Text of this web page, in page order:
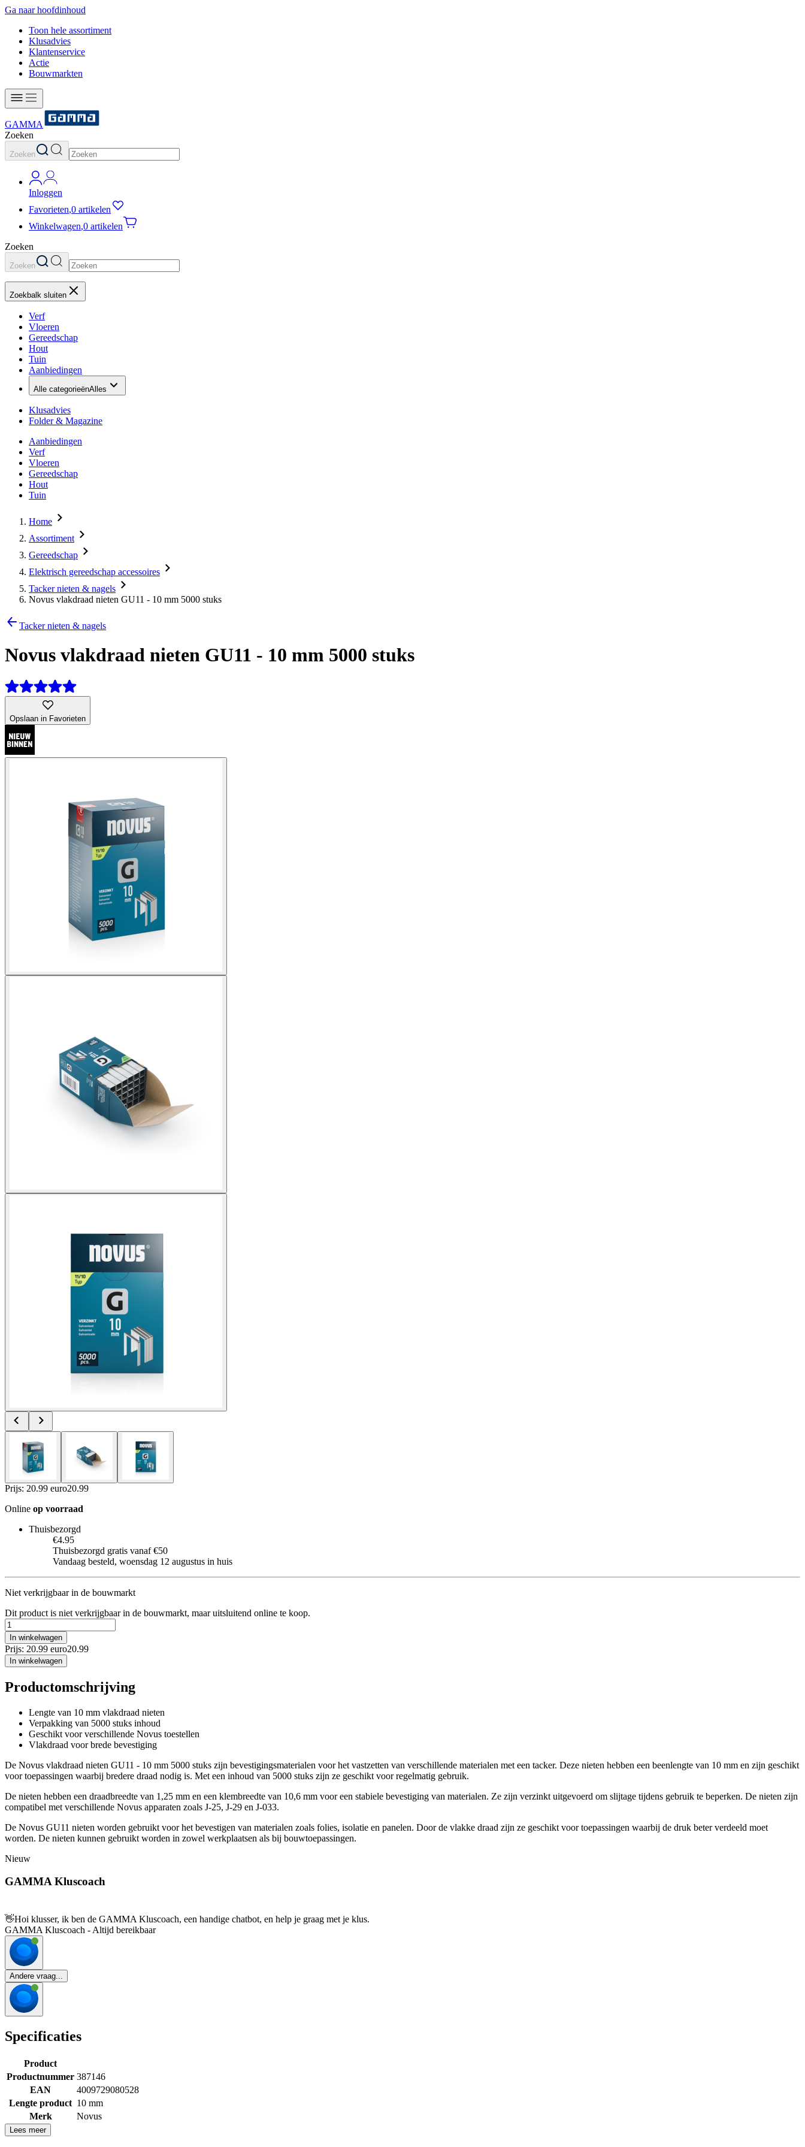
Ga naar hoofdinhoud
Toon hele assortiment
Klusadvies
Klantenservice
Actie
Bouwmarkten
GAMMA
Zoeken
Zoeken
Inloggen
Favorieten,0 artikelen
Winkelwagen,0 artikelen
Zoeken
Zoeken
Zoekbalk sluiten
Verf
Vloeren
Gereedschap
Hout
Tuin
Aanbiedingen
Alle categorieënAlles
Klusadvies
Folder & Magazine
Aanbiedingen
Verf
Vloeren
Gereedschap
Hout
Tuin
Home
Assortiment
Gereedschap
Elektrisch gereedschap accessoires
Tacker nieten & nagels
Novus vlakdraad nieten GU11 - 10 mm 5000 stuks
Tacker nieten & nagels
Novus vlakdraad nieten GU11 - 10 mm 5000 stuks
Opslaan in Favorieten
Prijs: 20.99 euro20.99
Online op voorraad
Thuisbezorgd
€4.95
Thuisbezorgd gratis vanaf €50
Vandaag besteld, woensdag 12 augustus in huis
Niet verkrijgbaar in de bouwmarkt
Dit product is niet verkrijgbaar in de bouwmarkt, maar uitsluitend online te koop.
In winkelwagen
Prijs: 20.99 euro20.99
In winkelwagen
Productomschrijving
Lengte van 10 mm vlakdraad nieten
Verpakking van 5000 stuks inhoud
Geschikt voor verschillende Novus toestellen
Vlakdraad voor brede bevestiging
De Novus vlakdraad nieten GU11 - 10 mm 5000 stuks zijn bevestigingsmaterialen voor het vastzetten van verschillende materialen met een tacker. Deze nieten hebben een beenlengte van 10 mm en zijn geschikt
voor toepassingen waarbij bredere draad nodig is. Met een inhoud van 5000 stuks zijn ze geschikt voor regelmatig gebruik.
De nieten hebben een draadbreedte van 1,25 mm en een klembreedte van 10,6 mm voor een stabiele bevestiging van materialen. Ze zijn verzinkt uitgevoerd om slijtage tijdens gebruik te beperken. De nieten zijn
compatibel met verschillende Novus apparaten zoals J-25, J-29 en J-033.
De Novus GU11 nieten worden gebruikt voor het bevestigen van materialen zoals folies, isolatie en panelen. Door de vlakke draad zijn ze geschikt voor toepassingen waarbij de druk beter verdeeld moet
worden. De nieten kunnen gebruikt worden in zowel werkplaatsen als bij bouwtoepassingen.
Nieuw
GAMMA Kluscoach
👋Hoi klusser, ik ben de GAMMA Kluscoach, een handige chatbot, en help je graag met je klus.
GAMMA Kluscoach - Altijd bereikbaar
Andere vraag...
Specificaties
Product
Productnummer 387146
EAN
4009729080528
Lengte product 10 mm
Merk
Novus
Lees meer